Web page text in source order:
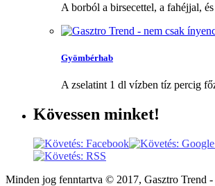
A borból a birsecettel, a fahéjjal,
Gyömbérhab
A zselatint 1 dl vízben tíz percig
Kövessen minket!
Minden jog fenntartva © 2017, Gasztro Trend -